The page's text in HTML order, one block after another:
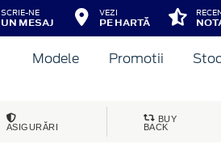
SCRIE-NE
UN MESAJ
VEZI
PE HARTĂ
Modele Promotii Stoc
ASIGURĂRI
BUY
BACK